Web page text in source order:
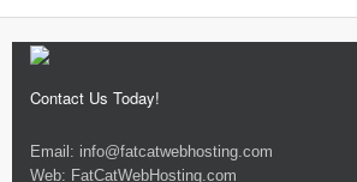
Contact Us Today!
Email: info@fatcatwebhosting.com
Web: FatCatWebHosting.com